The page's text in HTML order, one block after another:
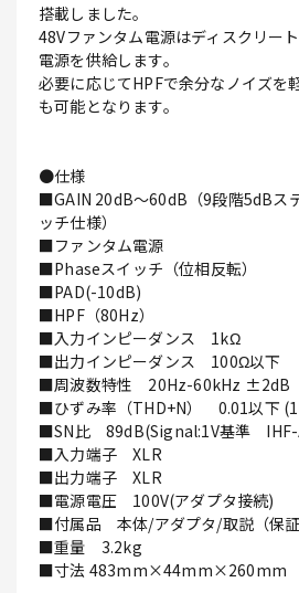
搭載しました。
48Vファンタム電源はディスクリー
電源を供給します。
必要に応じてHPFで余分なノイズを
も可能となります。
●仕様
■GAIN 20dB～60dB（9段階5dBス
ッチ仕様）
■ファンタム電源
■Phaseスイッチ（位相反転）
■PAD(-10dB)
■HPF（80Hz）
■入力インピーダンス 1kΩ
■出力インピーダンス 100Ω以下
■周波数特性 20Hz-60kHz ±2dB
■ひずみ率（THD+N） 0.01以下
■SN比 89dB(Signal:1V基準 IHF-
■入力端子 XLR
■出力端子 XLR
■電源電圧 100V(アダプタ接続)
■付属品 本体/アダプタ/取説（保証
■重量 3.2kg
■寸法 483mm×44mm×260mm